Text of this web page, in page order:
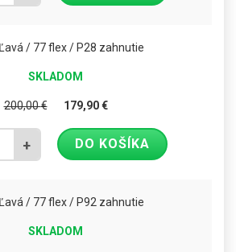
/ 77 flex / P28 zahnutie
SKLADOM
200,00€ 179,90€
+ DO KOŠÍKA
/ 77 flex / P92 zahnutie
SKLADOM